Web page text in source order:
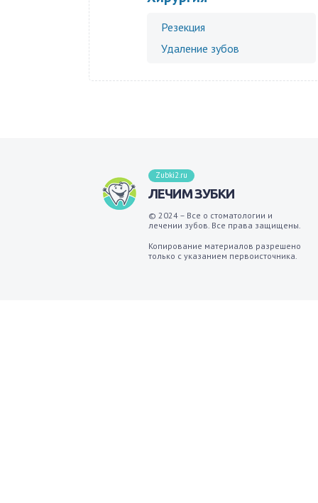
Резекция
Удаление зубов
Zubki2.ru
ЛЕЧИМ ЗУБКИ
© 2024 – Все о стоматологии и
лечении зубов. Все права защищены.
Копирование материалов разрешено
только с указанием первоисточника.